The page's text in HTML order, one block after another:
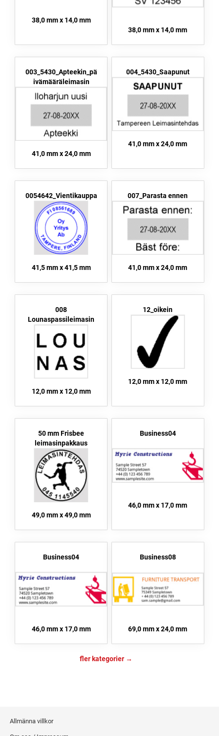
38,0 mm x 14,0 mm
38,0 mm x 14,0 mm
003_5430_Apteekin_pä
ivämääräleimasin
41,0 mm x 24,0 mm
004_5430_Saapunut
41,0 mm x 24,0 mm
0054642_Vientikauppa
41,5 mm x 41,5 mm
007_Parasta ennen
41,0 mm x 24,0 mm
008
Lounaspassileimasin
12,0 mm x 12,0 mm
12_oikein
12,0 mm x 12,0 mm
50 mm Frisbee
leimasinpakkaus
49,0 mm x 49,0 mm
Business04
46,0 mm x 17,0 mm
Business04
46,0 mm x 17,0 mm
Business08
69,0 mm x 24,0 mm
fler kategorier
Allmänna villkor